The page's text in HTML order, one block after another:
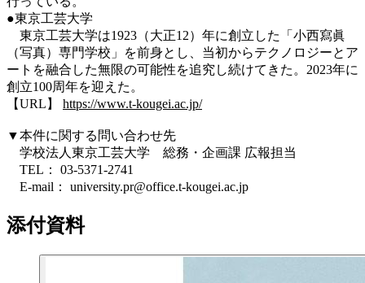
●東京工芸大学
東京工芸大学は1923（大正12）年に創立した「小西寫眞
（写真）専門学校」を前身とし、当初からテクノロジーとア
ートを融合した無限の可能性を追究し続けてきた。2023年に
創立100周年を迎えた。
【URL】 https://www.t-kougei.ac.jp/
▼本件に関する問い合わせ先
学校法人東京工芸大学 総務・企画課 広報担当
TEL： 03-5371-2741
E-mail： university.pr@office.t-kougei.ac.jp
添付資料